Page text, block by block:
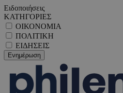
Ειδοποιήσεις
ΚΑΤΗΓΟΡΙΕΣ
ΟΙΚΟΝΟΜΙΑ
ΠΟΛΙΤΙΚΗ
ΕΙΔΗΣΕΙΣ